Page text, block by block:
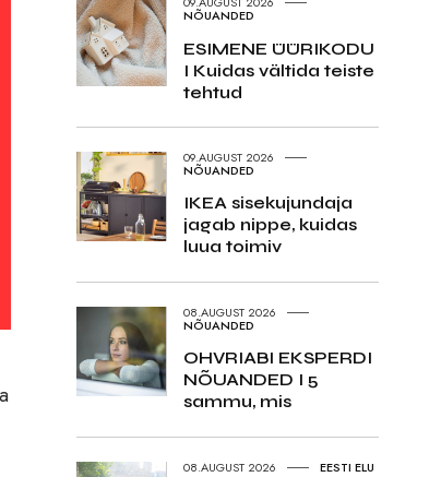
NÕUANDED
ESIMENE ÜÜRIKODU
I Kuidas vältida teiste
tehtud
09.AUGUST 2026
NÕUANDED
IKEA sisekujundaja
jagab nippe, kuidas
luua toimiv
08.AUGUST 2026
NÕUANDED
OHVRIABI EKSPERDI
NÕUANDED I 5
sammu, mis
08.AUGUST 2026 EESTI ELU